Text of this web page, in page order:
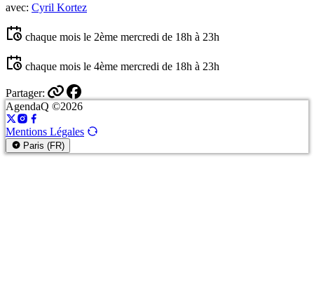
avec: Cyril Kortez
chaque mois le 2ème mercredi de 18h à 23h
chaque mois le 4ème mercredi de 18h à 23h
Partager:
AgendaQ ©2026
Mentions Légales
Paris (FR)